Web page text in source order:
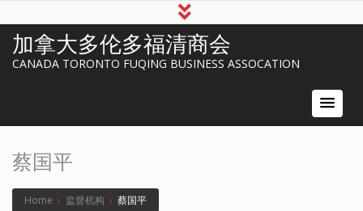
加拿大多伦多福清商会
CANADA TORONTO FUQING BUSINESS ASSOCATION
蔡国平
Home › 监督机构 › 蔡国平